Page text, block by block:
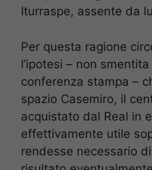
Iturraspe, assente da
Per questa ragione
l’ipotesi – non
conferenza stampa –
spazio Casemiro, il
acquistato dal Real in
effettivamente utile
rendesse necessario